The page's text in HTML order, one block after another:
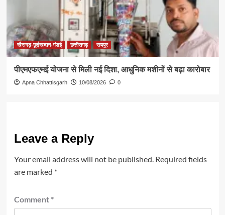
खैरागढ़-छुईखदान-गंडई छत्तीसगढ़ रायपुर
पीएमएफएमई योजना से मिली नई दिशा, आधुनिक मशीनों से बढ़ा कारोबार
Apna Chhattisgarh 10/08/2026 0
Leave a Reply
Your email address will not be published. Required fields
are marked *
Comment *